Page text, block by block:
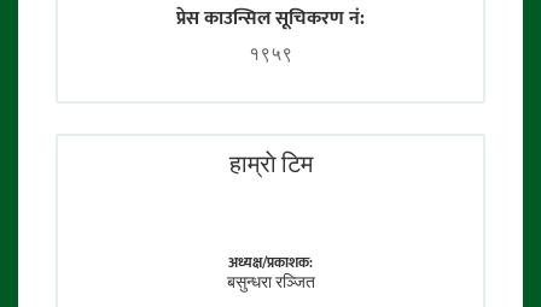
प्रेस काउन्सिल सूचिकरण नं:
१९५९
हाम्राे टिम
अध्यक्ष/प्रकाशक:
बसुन्धरा रञ्जित